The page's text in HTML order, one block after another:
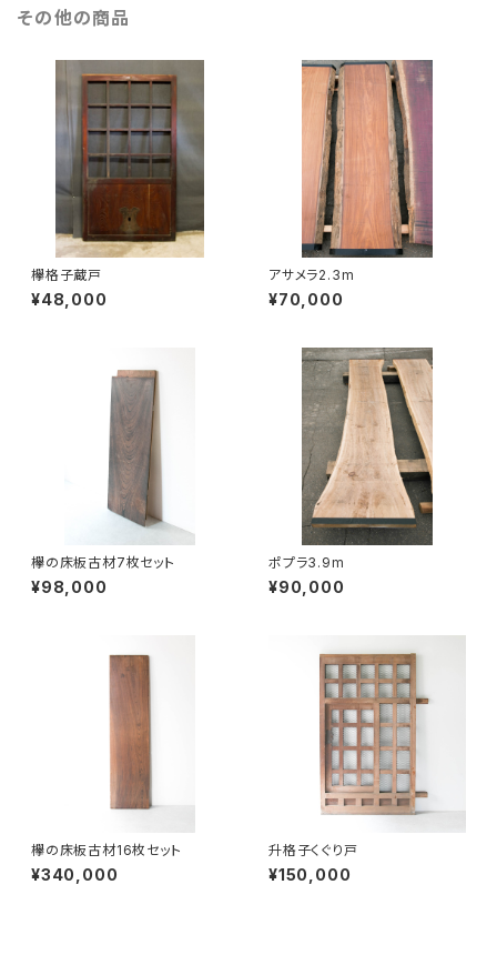
その他の商品
欅格子蔵戸
¥48,000
アサメラ2.3m
¥70,000
欅の床板古材7枚セット
¥98,000
ポプラ3.9m
¥90,000
欅の床板古材16枚セット
¥340,000
升格子くぐり戸
¥150,000